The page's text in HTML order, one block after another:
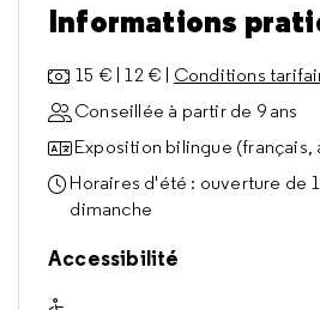
Informations
15 € | 12 € | Conditions
Conseillée à partir de 9 ans
Exposition bilingue (français,
Horaires d'été : ouverture de
dimanche
Accessibilité